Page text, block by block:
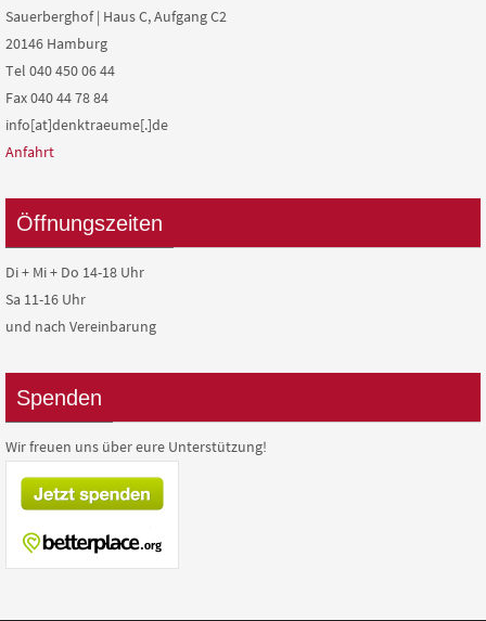
Sauerberghof | Haus C, Aufgang C2
20146 Hamburg
Tel 040 450 06 44
Fax 040 44 78 84
info[at]denktraeume[.]de
Anfahrt
Öffnungszeiten
Di + Mi + Do 14-18 Uhr
Sa 11-16 Uhr
und nach Vereinbarung
Spenden
Wir freuen uns über eure Unterstützung!